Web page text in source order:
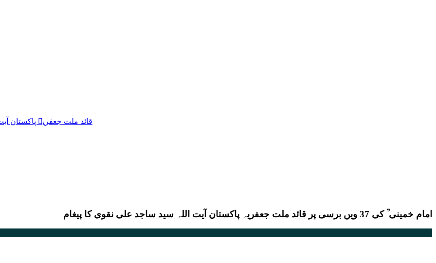
امام خمینی ؒ کی 37 ویں برسی پر قائد ملت جعفریہ پاکستان آیت اللہ سید ساجد علی نقوی کا پیغام